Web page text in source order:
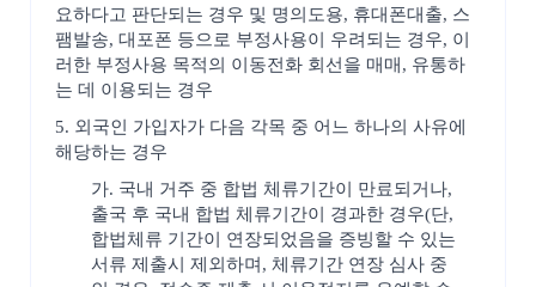
요하다고 판단되는 경우 및 명의도용, 휴대폰대출, 스
팸발송, 대포폰 등으로 부정사용이 우려되는 경우, 이
러한 부정사용 목적의 이동전화 회선을 매매, 유통하
는 데 이용되는 경우
5. 외국인 가입자가 다음 각목 중 어느 하나의 사유에
해당하는 경우
가. 국내 거주 중 합법 체류기간이 만료되거나,
출국 후 국내 합법 체류기간이 경과한 경우(단,
합법체류 기간이 연장되었음을 증빙할 수 있는
서류 제출시 제외하며, 체류기간 연장 심사 중